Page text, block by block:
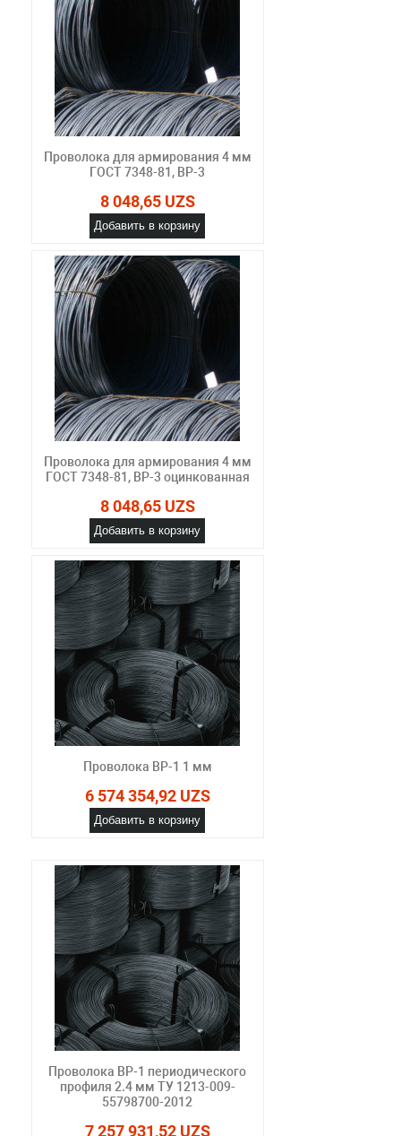
Проволока для армирования 4 мм
ГОСТ 7348-81, ВР-3
8 048,65 UZS
Добавить в корзину
Проволока для армирования 4 мм
ГОСТ 7348-81, ВР-3 оцинкованная
8 048,65 UZS
Добавить в корзину
Проволока ВР-1 1 мм
6 574 354,92 UZS
Добавить в корзину
Проволока ВР-1 периодического
профиля 2.4 мм ТУ 1213-009-
55798700-2012
7 257 931,52 UZS